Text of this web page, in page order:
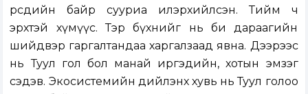
өөрсдийн байр сууриа илэрхийлсэн. Тийм ч
эрхтэй хүмүүс. Тэр бүхнийг нь би дараагийн
шийдвэр гаргалтандаа харгалзаад явна. Дээрээс
нь Туул гол бол манай иргэдийн, хотын эмзэг
сэдэв. Экосистемийн дийлэнх хувь нь Туул голоо